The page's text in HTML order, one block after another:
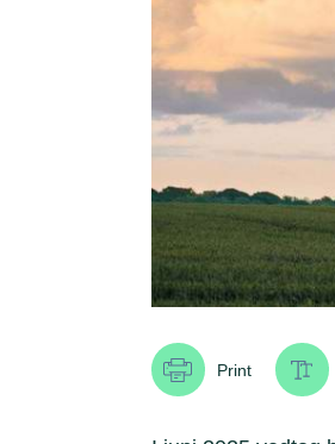
Print